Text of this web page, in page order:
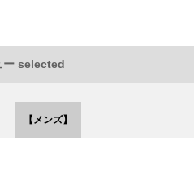
ー selected
【メンズ】